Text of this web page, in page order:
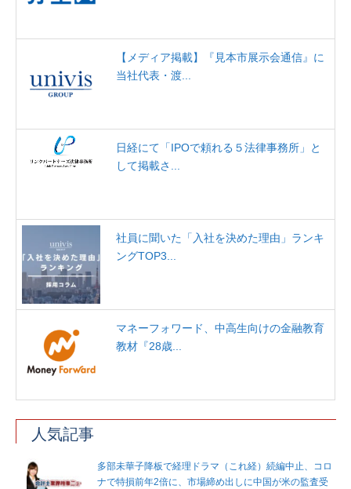
【メディア掲載】『見本市展示会通信』に
当社代表・渡...
日経にて「IPOで頼れる５法律事務所」と
して掲載さ...
社員に聞いた「入社を決めた理由」ランキ
ングTOP3...
マネーフォワード、中高生向けの金融教育
教材『28歳...
人気記事
多部未華子降板で経理ドラマ（これ経）続編中止、コロ
ナで特損前年2倍に、市場締め出しに中国が米の監査受